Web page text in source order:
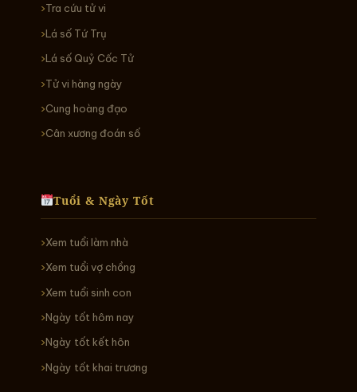
Tra cứu tử vi
Lá số Tứ Trụ
Lá số Quỷ Cốc Tử
Tử vi hàng ngày
Cung hoàng đạo
Cân xương đoán số
Tuổi & Ngày Tốt
Xem tuổi làm nhà
Xem tuổi vợ chồng
Xem tuổi sinh con
Ngày tốt hôm nay
Ngày tốt kết hôn
Ngày tốt khai trương